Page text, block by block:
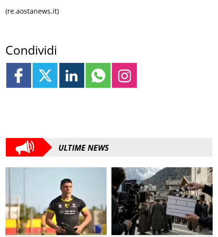
(re.aostanews.it)
Condividi
ULTIME NEWS